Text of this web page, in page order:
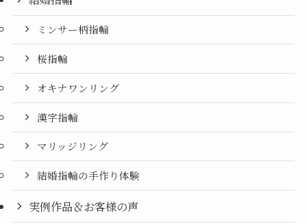
ミンサー柄指輪
桜指輪
オキナワンリング
漢字指輪
マリッジリング
結婚指輪の手作り体験
実例作品＆お客様の声